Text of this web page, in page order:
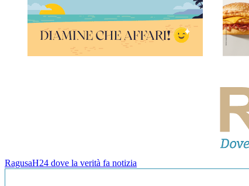
RagusaH24 dove la verità fa notizia